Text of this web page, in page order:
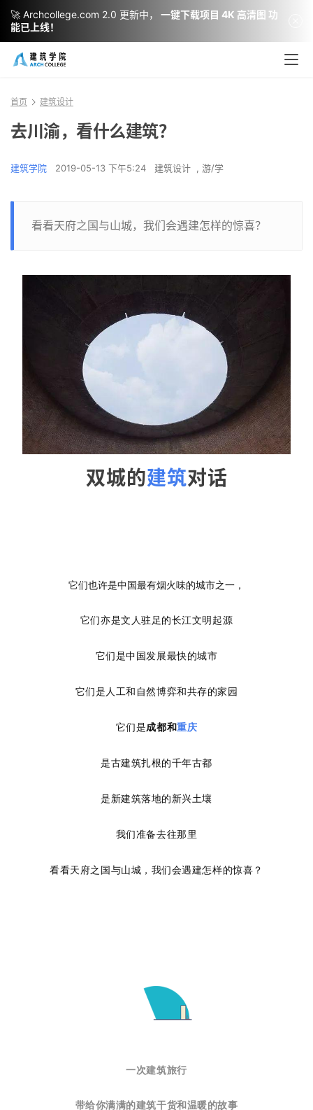
首页 建筑设计
去川渝，看什么建筑？
建筑学院 2019-05-13 下午5:24 建筑设计 , 游/学
看看天府之国与山城，我们会遇建怎样的惊喜？
双城的建筑对话
它们也许是中国最有烟火味的城市之一，
它们亦是文人驻足的长江文明起源
它们是中国发展最快的城市
它们是人工和自然博弈和共存的家园
它们是成都和重庆
是古建筑扎根的千年古都
是新建筑落地的新兴土壤
我们准备去往那里
看看天府之国与山城，我们会遇建怎样的惊喜？
一次建筑旅行
带给你满满的建筑干货和温暖的故事
🚀 Archcollege.com 2.0 更新中，
一键下载项目 4K 高清图 功
能已上线！